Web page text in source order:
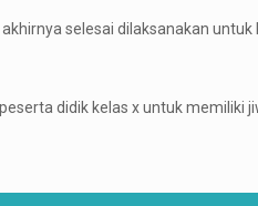
selesai dilaksanakan untuk
didik kelas x untuk memiliki